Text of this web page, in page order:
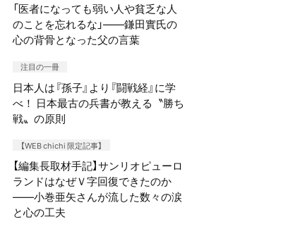
「医者になっても弱い人や貧乏な人
のことを忘れるな」——鎌田實氏の
心の背骨となった父の言葉
注目の一冊
日本人は『孫子』より『闘戦経』に学
べ！ 日本最古の兵書が教える〝勝ち
戦〟の原則
【WEB chichi 限定記事】
【編集長取材手記】サンリオピューロ
ランドはなぜＶ字回復できたのか
——小巻亜矢さんが流した数々の涙
と心の工夫